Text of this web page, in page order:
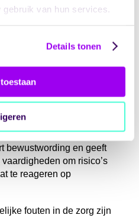
van hun services.
Details tonen
bij
fouten
beveiligingsincidenten.
bewustwording en geeft
om risico’s
te reageren op
fouten in de zorg zijn